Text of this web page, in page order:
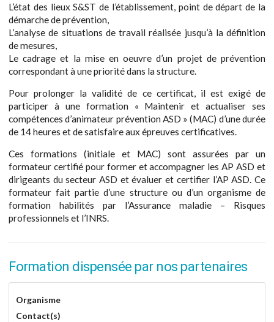
L’état des lieux S&ST de l’établissement, point de départ de la
démarche de prévention,
L’analyse de situations de travail réalisée jusqu’à la définition
de mesures,
Le cadrage et la mise en oeuvre d’un projet de prévention
correspondant à une priorité dans la structure.
Pour prolonger la validité de ce certificat, il est exigé de
participer à une formation « Maintenir et actualiser ses
compétences d’animateur prévention ASD » (MAC) d’une durée
de 14 heures et de satisfaire aux épreuves certificatives.
Ces formations (initiale et MAC) sont assurées par un
formateur certifié pour former et accompagner les AP ASD et
dirigeants du secteur ASD et évaluer et certifier l’AP ASD. Ce
formateur fait partie d’une structure ou d’un organisme de
formation habilités par l’Assurance maladie – Risques
professionnels et l’INRS.
Formation dispensée par nos partenaires
Organisme
Contact(s)